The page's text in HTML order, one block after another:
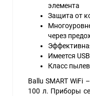
элемента
Защита от
через
Имеется
Класс
Ballu SMART WiFi
100 л. Приборы